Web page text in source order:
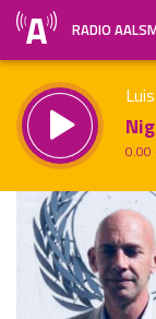
RADIO
0.00
Vorig uur
Inklappen